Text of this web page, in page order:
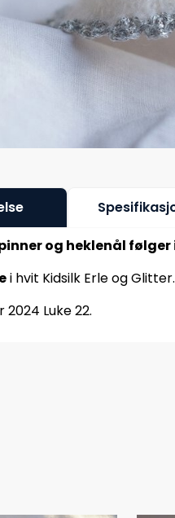
og heklenål følger
i hvit Kidsilk Erle og Glitter.
Luke 22.